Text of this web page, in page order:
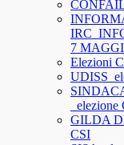
7
Elezioni
_elezione
GILDA
CSI